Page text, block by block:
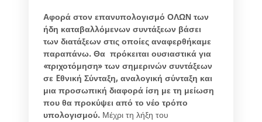
Αφορά στον επανυπολογισμό ΟΛΩΝ των
ήδη καταβαλλόμενων συντάξεων βάσει
των διατάξεων στις οποίες αναφερθήκαμε
παραπάνω. Θα πρόκειται ουσιαστικά για
«τριχοτόμηση» των σημερινών συντάξεων
σε Eθνική Σύνταξη, αναλογική σύνταξη και
μια προσωπική διαφορά ίση με τη μείωση
που θα προκύψει από το νέο τρόπο
υπολογισμού. Μέχρι τη λήξη του